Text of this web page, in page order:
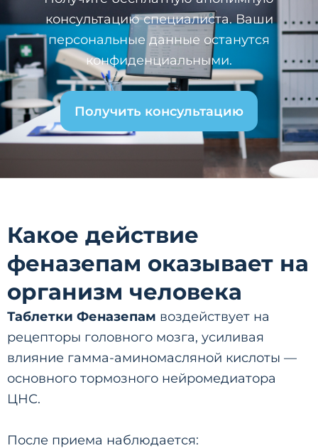
консультацию специалиста. Ваши
персональные данные останутся
конфиденциальными.
Получить консультацию
Какое действие
феназепам оказывает на
организм человека
Таблетки Феназепам воздействует на
рецепторы головного мозга, усиливая
влияние гамма-аминомасляной кислоты —
основного тормозного нейромедиатора
ЦНС.
После приема наблюдается: